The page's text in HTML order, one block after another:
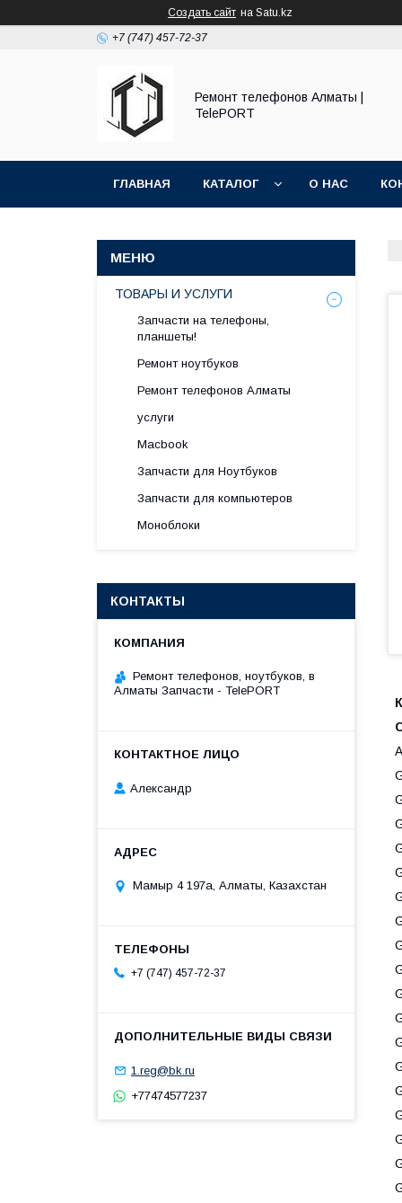
Создать сайт на Satu.kz
+7 (747) 457-72-37
Ремонт телефонов Алматы |
TelePORT
ГЛАВНАЯ КАТАЛОГ О НАС
ТОВАРЫ И УСЛУГИ
Запчасти на телефоны,
планшеты!
Ремонт ноутбуков
Ремонт телефонов Алматы
услуги
Macbook
Запчасти для Ноутбуков
Запчасти для компьютеров
Моноблоки
КОНТАКТЫ
Ремонт телефонов, ноутбуков, в
Алматы Запчасти - TelePORT
Александр
Мамыр 4 197а, Алматы, Казахстан
+7 (747) 457-72-37
1.reg@bk.ru
+77474577237